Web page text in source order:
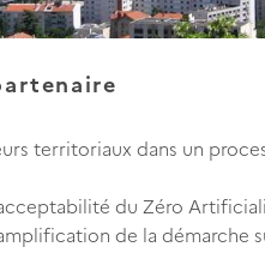
territoriaux dans un
du Zéro
de la démarche